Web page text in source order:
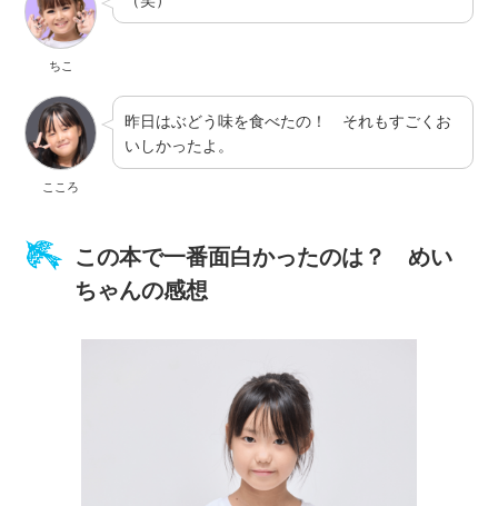
ちこ
こころ
昨日はぶどう味を食べたの！ それもすごくお
いしかったよ。
この本で一番面白かったのは？ めい
ちゃんの感想